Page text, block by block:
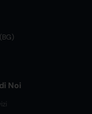
Noi